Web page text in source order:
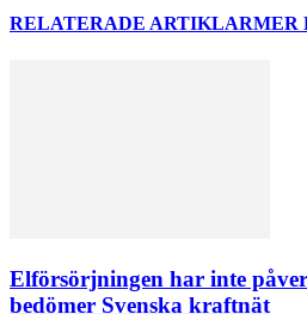
RELATERADE ARTIKLARMER
Elförsörjningen har inte
bedömer Svenska kraftnät